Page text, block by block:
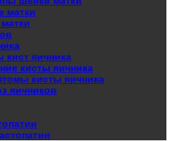
матки
кист яичника
кисты яичника
кисты яичника
яичников